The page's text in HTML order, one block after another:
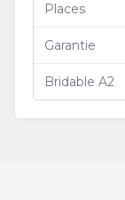
Places
Garantie
Bridable A2